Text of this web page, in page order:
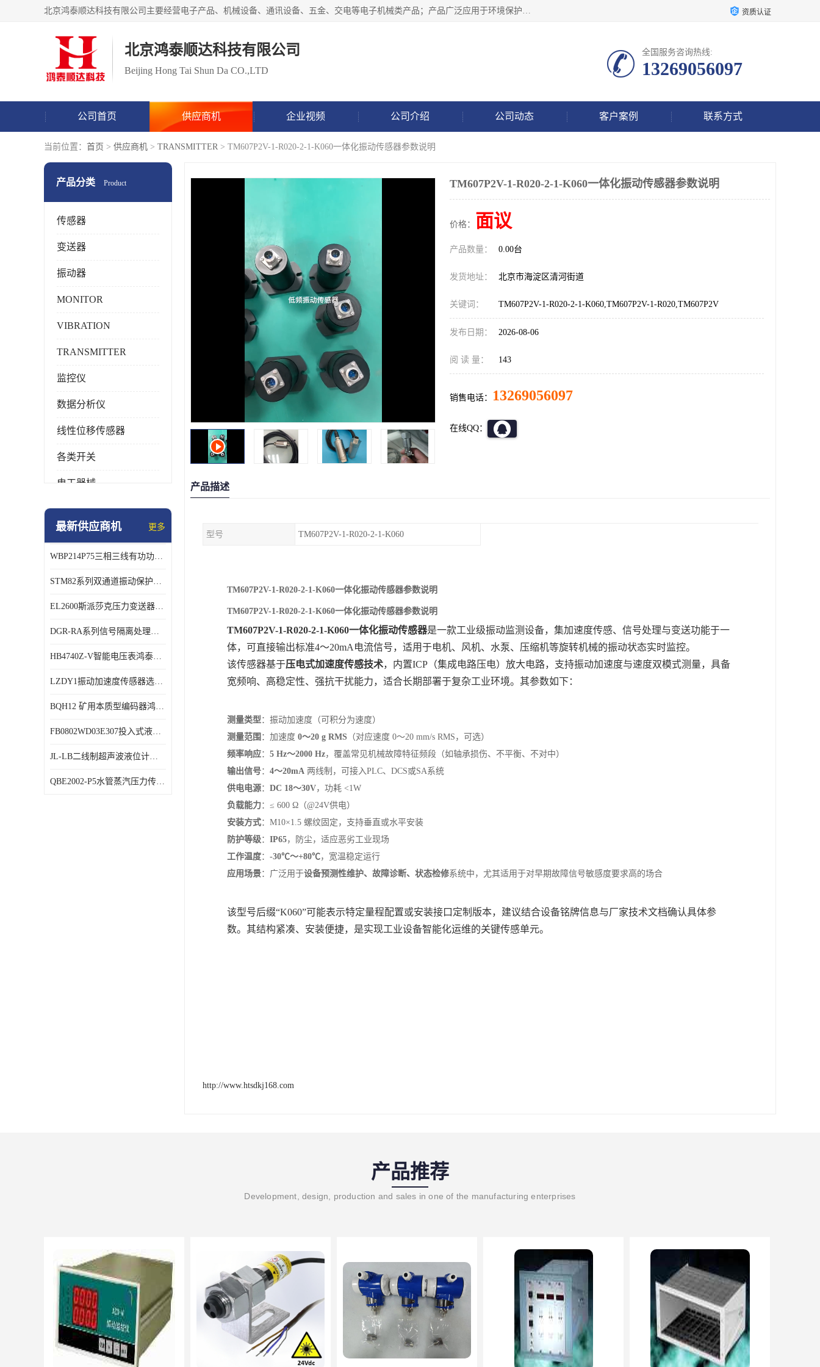
北京鸿泰顺达科技有限公司主要经营电子产品、机械设备、通讯设备、五金、交电等电子机械类产品；产品广泛应用于环境保护、石油化工、电力电子、冶金建筑、煤炭、农业、卫生防疫、教育科研等行业。并成功的与各地环境监测站、污水处理厂、卷烟厂、电厂、高校、科学院所、卫生防疫部门、煤矿、石化厂等用户建立了密切的合作关系。 资质认证
北京鸿泰顺达科技有限公司
Beijing Hong Tai Shun Da CO.,LTD
全国服务咨询热线:
13269056097
公司首页 供应商机 企业视频 公司介绍 公司动态 客户案例 联系方式
当前位置： 首页 > 供应商机 > TRANSMITTER > TM607P2V-1-R020-2-1-K060一体化振动传感器参数说明
产品分类 Product
传感器
变送器
振动器
MONITOR
VIBRATION
TRANSMITTER
监控仪
数据分析仪
线性位移传感器
各类开关
电工器械
模块化产品
特殊用处传感器
特殊用途变送器
最新供应商机 更多
WBP214P75三相三线有功功率传感器鸿泰顺达产品稳定性好
STM82系列双通道振动保护表鸿泰产品技术规格
EL2600斯派莎克压力变送器技术规格
DGR-RA系列信号隔离处理器鸿泰产品技术规格
HB4740Z-V智能电压表鸿泰产品外形美观大方
LZDY1振动加速度传感器选型资料
BQH12 矿用本质型编码器鸿泰产品实物展示
FB0802WD03E307投入式液位计鸿泰产品选型参数
JL-LB二线制超声波液位计鸿泰产品外形美观大方
QBE2002-P5水管蒸汽压力传感器西门子产品技术规格
TM607P2V-1-R020-2-1-K060一体化振动传感器参数说明
价格： 面议
产品数量： 0.00台
发货地址： 北京市海淀区清河街道
关键词： TM607P2V-1-R020-2-1-K060,TM607P2V-1-R020,TM607P2V
发布日期： 2026-08-06
阅 读 量： 143
销售电话： 13269056097
在线QQ：
产品描述
型号 TM607P2V-1-R020-2-1-K060
TM607P2V-1-R020-2-1-K060一体化振动传感器参数说明
TM607P2V-1-R020-2-1-K060一体化振动传感器参数说明
TM607P2V-1-R020-2-1-K060一体化振动传感器‌是一款工业级振动监测设备，集加速度传感、信号处理与变送功能于一
体，可直接输出标准4～20mA电流信号，适用于电机、风机、水泵、压缩机等旋转机械的振动状态实时监控。
该传感器基于‌压电式加速度传感技术‌，内置ICP（集成电路压电）放大电路，支持振动加速度与速度双模式测量，具备
宽频响、高稳定性、强抗干扰能力，适合长期部署于复杂工业环境。其参数如下：
测量类型‌：振动加速度（可积分为速度）
测量范围 ‌：加速度 ‌ 0～20 g RMS ‌（对应速度 0～20 mm/s RMS，可选）
频率响应‌：‌ 5 Hz～2000 Hz‌，覆盖常见机械故障特征频段（如轴承损伤、不平衡、不对中）
输出信号‌：‌ 4～20mA ‌ 两线制，可接入PLC、DCS或SA系统
供电电源‌：‌ DC 18～30V‌，功耗 <1W
负载能力‌：≤ 600 Ω（@24V供电）
安装方式‌：M10×1.5 螺纹固定，支持垂直或水平安装
防护等级‌：‌ IP65‌，防尘，适应恶劣工业现场
工作温度‌：‌ -30℃～+80℃‌，宽温稳定运行
应用场景‌：广泛用于‌设备预测性维护、故障诊断、状态检修‌系统中，尤其适用于对早期故障信号敏感度要求高的场合
该型号后缀“K060”可能表示特定量程配置或安装接口定制版本，建议结合设备铭牌信息与厂家技术文档确认具体参
数。其结构紧凑、安装便捷，是实现工业设备智能化运维的关键传感单元。
http://www.htsdkj168.com
产品推荐
Development, design, production and sales in one of the manufacturing enterprises